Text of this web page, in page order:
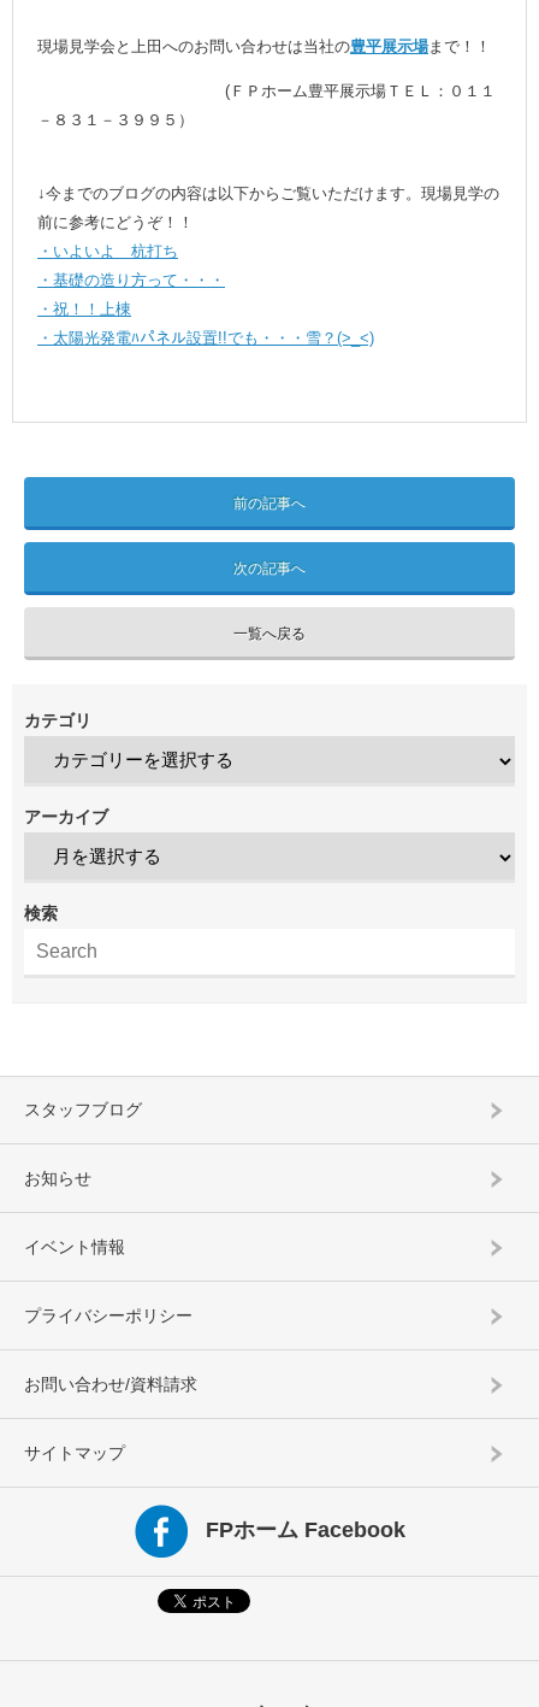
現場見学会と上田へのお問い合わせは当社の豊平展示場まで！！
(ＦＰホーム豊平展示場ＴＥＬ：０１１
－８３１－３９９５）
↓今までのブログの内容は以下からご覧いただけます。現場見学の
前に参考にどうぞ！！
・いよいよ 杭打ち
・基礎の造り方って・・・
・祝！！上棟
・太陽光発電ﾊパネル設置!!でも・・・雪？(>_<)
前の記事へ
次の記事へ
一覧へ戻る
カテゴリ
アーカイブ
検索
スタッフブログ
お知らせ
イベント情報
プライバシーポリシー
お問い合わせ/資料請求
サイトマップ
FPホーム Facebook